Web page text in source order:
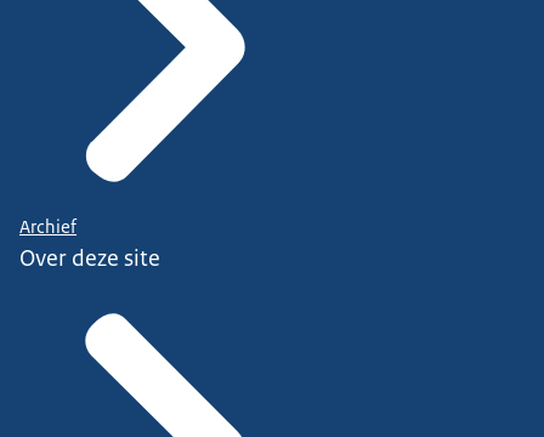
Archief
Over deze site